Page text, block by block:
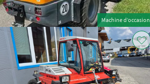
Machine d’occasion